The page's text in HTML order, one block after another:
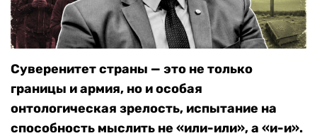
Суверенитет страны — это не только
границы и армия, но и особая
онтологическая зрелость, испытание на
способность мыслить не «или-или», а «и-и».